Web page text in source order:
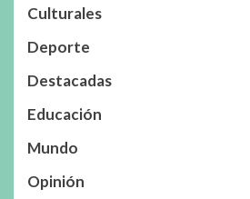
Culturales
Deporte
Destacadas
Educación
Mundo
Opinión